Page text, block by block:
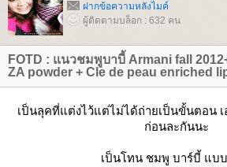
ฝากข้อความหลังไมค์
ผู้ติดตามบล็อก : 632 คน
FOTD : แนวชมพูบาบี้ Armani fall
ZA powder + Cle de peau enriched
เป็นลุคที่แต่งไว้แต่ไม่ได้ถ่ายเป็นขั้นตอน เ
ก่อนละกันนะ
เป็นโทน ชมพู บาร์บี้ แบบ